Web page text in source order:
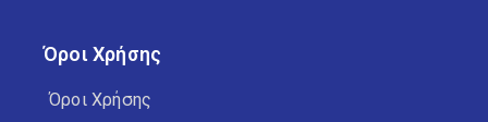
Όροι Χρήσης
Όροι Χρήσης